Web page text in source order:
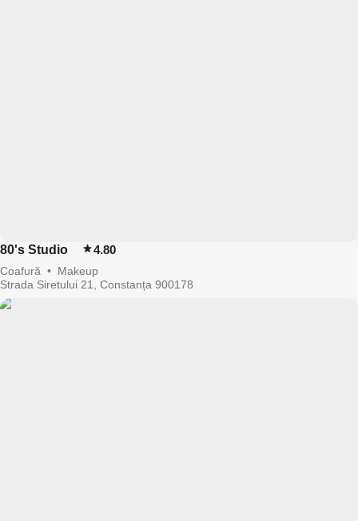
80's Studio 4.80
Coafură • Makeup
Strada Siretului 21, Constanța 900178